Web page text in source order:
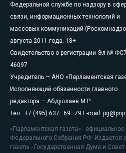
Федеральной службе по надзору в
связи, информационных технологий и
массовых коммуникаций
августа 2011 года. 18+
Свидетельство о регистрации Эл №
46097
Учредитель — АНО «Парламентская
Исполняющий обязанности главного
редактора — Абдуллаев М.Р.
Тел.: +7 (495) 637–69–79 E-mail:
«Парламентская газета» -
Федерального Собрания РФ. Издается
газеты - Государственная Дума и